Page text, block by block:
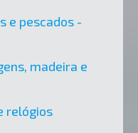
e pescados -
madeira e
relógios